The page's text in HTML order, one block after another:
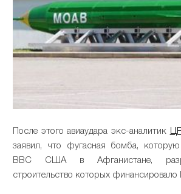
После этого авиаудара экс-аналитик
заявил, что фугасная бомба,
ВВС США в Афганистане,
строительство которых финансировало